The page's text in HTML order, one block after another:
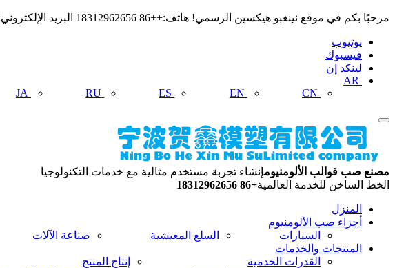
مرحبًا بكم في موقع نينغبو هيكسين الرسمي! هاتف:++86 18312962656 البريد الإلكتروني: hexinmosu@163.com
يوتيوب
فيسبوك
لينكد إن
AR
CN
EN
ES
RU
JA
مصنع صب قوالب الألومنيومإنشاء تجربة مستخدم مثالية مع خدمات التكنولوجيا
الخط الساخن للخدمة العالمية+86 18312962656
المنزل
أجزاء صب الألومنيوم
السيارات
السلع المعيشية صناعة الآلات
المنتجات والخدمات
القدرات الخدمية
إنتاج المنتج